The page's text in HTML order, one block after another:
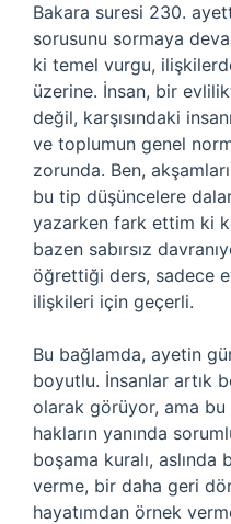
Bakara suresi 230.
sorusunu sormaya
ki temel vurgu,
üzerine. İnsan, bir
değil, karşısındaki
ve toplumun genel
zorunda. Ben,
bu tip düşüncelere
yazarken fark ettim ki
bazen sabırsız
öğrettiği ders, sadece
ilişkileri için geçerli.
Bu bağlamda, ayetin
boyutlu. İnsanlar artık
olarak görüyor, ama bu
hakların yanında
boşama kuralı, aslında
verme, bir daha geri
hayatımdan örnek